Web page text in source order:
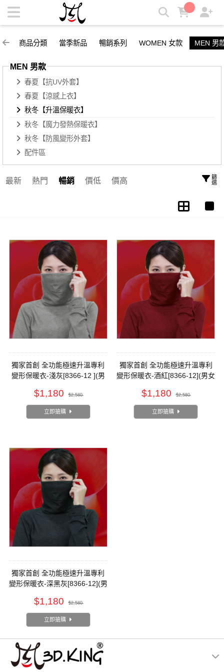
秋冬【升溫保暖衣】 | 3D.KING多功能專利變形衣
商品分類 當季新品 暢銷系列 WOMEN 女款 MEN 男
MEN 男款
春夏【抗UV外套】
春夏【涼感上衣】
秋冬【升溫保暖衣】
秋冬【魔力發熱保暖衣】
秋冬【防風變形外套】
配件區
最新 熱門 暢銷 價低 價高 篩選
獨家首創 全功能極速升溫專利
變形保暖衣​-淺灰[8366-12 ](男
$1,180 $2,580
立即搶購
獨家首創 全功能極速升溫專利
變形保暖衣​-酒紅[8366-12](男女
$1,180 $2,580
立即搶購
獨家首創 全功能極速升溫專利
變形保暖衣​-深黑灰[8366-12](男
$1,180 $2,580
立即搶購